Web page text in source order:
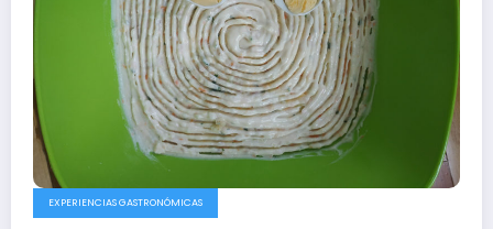
EXPERIENCIAS GASTRONÓMICAS